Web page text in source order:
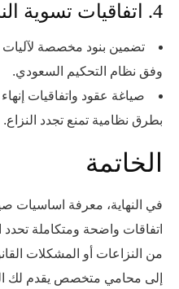
4. اتفاقيات تسوية النزاعات والصلح
تضمين بنود مخصصة
وفق نظام التحكيم السعودي.
صياغة عقود واتفاقيات إنهاء
بطرق نظامية تمنع تجدد النزاع.
الخاتمة
في النهاية، معرفة اساسيات
اتفاقات واضحة ومتكاملة تحدد
من النزاعات أو المشكلات
إلى محامي متخصص يقدم لك